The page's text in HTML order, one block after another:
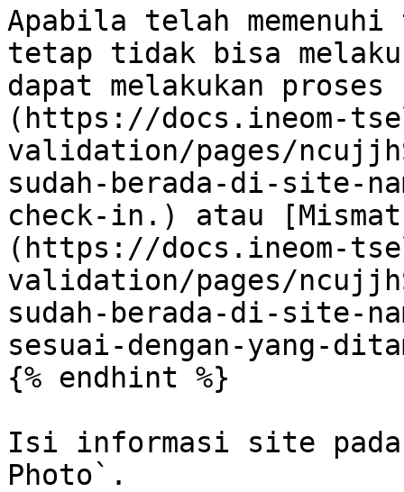
Apabila telah
tetap tidak bisa
dapat melakukan
(https://docs.ineom-
validation/pages/
sudah-berada-di-site-
check-in.) atau
(https://docs.ineom-
validation/pages/
sudah-berada-di-site-
sesuai-dengan-yang-
{% endhint %}
Isi informasi site pada
Photo`.